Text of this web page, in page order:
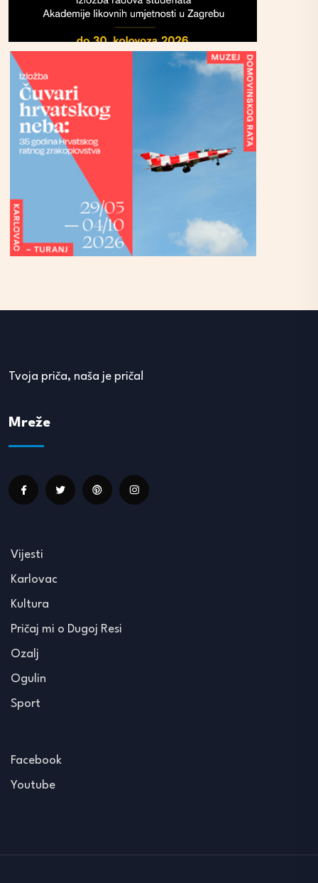
Tvoja priča, naša je priča!
Mreže
Vijesti
Karlovac
Kultura
Pričaj mi o Dugoj Resi
Ozalj
Ogulin
Sport
Facebook
Youtube